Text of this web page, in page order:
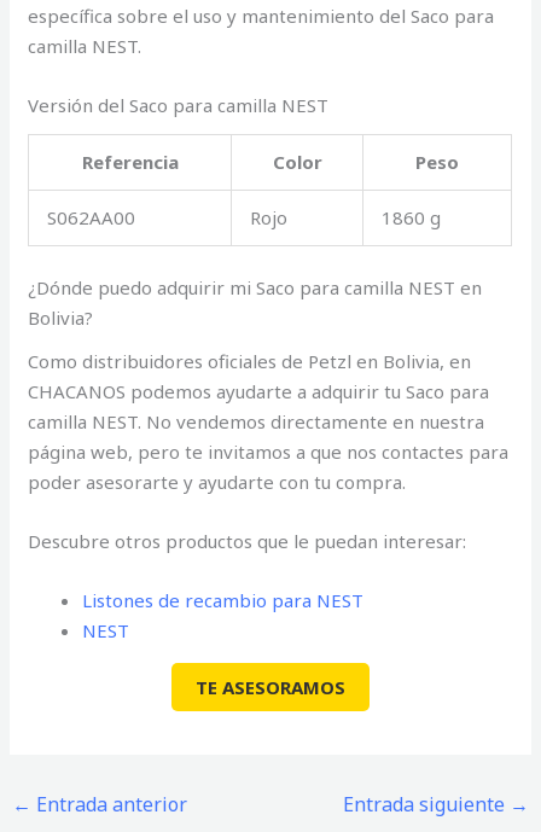
específica sobre el uso y mantenimiento del Saco para
camilla NEST.
Versión del Saco para camilla NEST
Referencia Color Peso
S062AA00 Rojo 1860 g
¿Dónde puedo adquirir mi Saco para camilla NEST en
Bolivia?
Como distribuidores oficiales de Petzl en Bolivia, en
CHACANOS podemos ayudarte a adquirir tu Saco para
camilla NEST. No vendemos directamente en nuestra
página web, pero te invitamos a que nos contactes para
poder asesorarte y ayudarte con tu compra.
Descubre otros productos que le puedan interesar:
Listones de recambio para NEST
NEST
TE ASESORAMOS
← Entrada anterior Entrada siguiente →